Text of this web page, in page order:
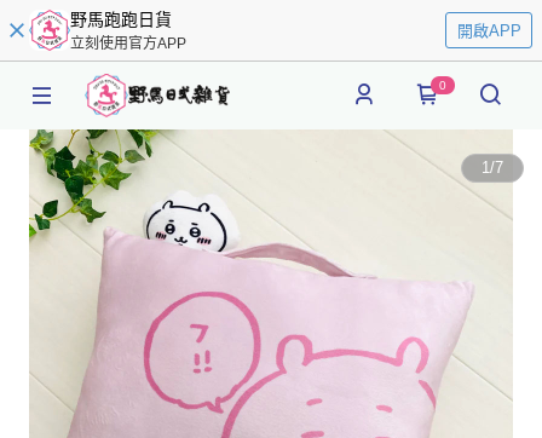
野馬跑跑日貨
立刻使用官方APP
開啟APP
0
1/7